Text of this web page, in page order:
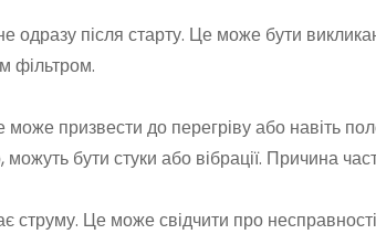
одразу після старту. Це може бути
фільтром.
призвести до перегріву або навіть
бути стуки або вібрації. Причина
струму. Це може свідчити про